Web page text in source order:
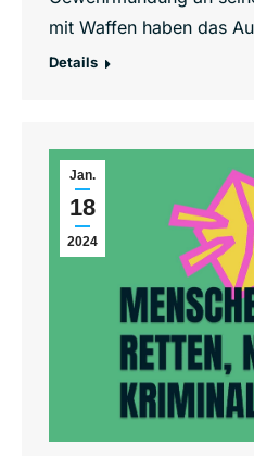
mit Waffen haben das
Details
Jan.
18
2024